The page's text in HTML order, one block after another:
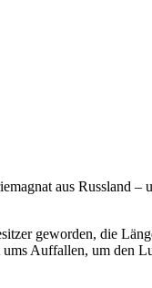
aus Russland –
geworden, die
ums Auffallen, um den